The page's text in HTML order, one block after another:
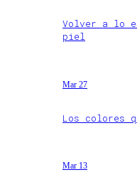
Volver a lo
piel
Mar 27
Los colores
Mar 13